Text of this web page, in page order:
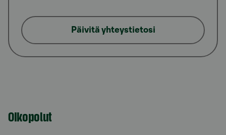
Päivitä yhteystietosi
Oikopolut